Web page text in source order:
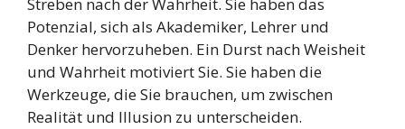
Streben nach der Wahrheit. Sie haben das
Potenzial, sich als Akademiker, Lehrer und
Denker hervorzuheben. Ein Durst nach Weisheit
und Wahrheit motiviert Sie. Sie haben die
Werkzeuge, die Sie brauchen, um zwischen
Realität und Illusion zu unterscheiden.